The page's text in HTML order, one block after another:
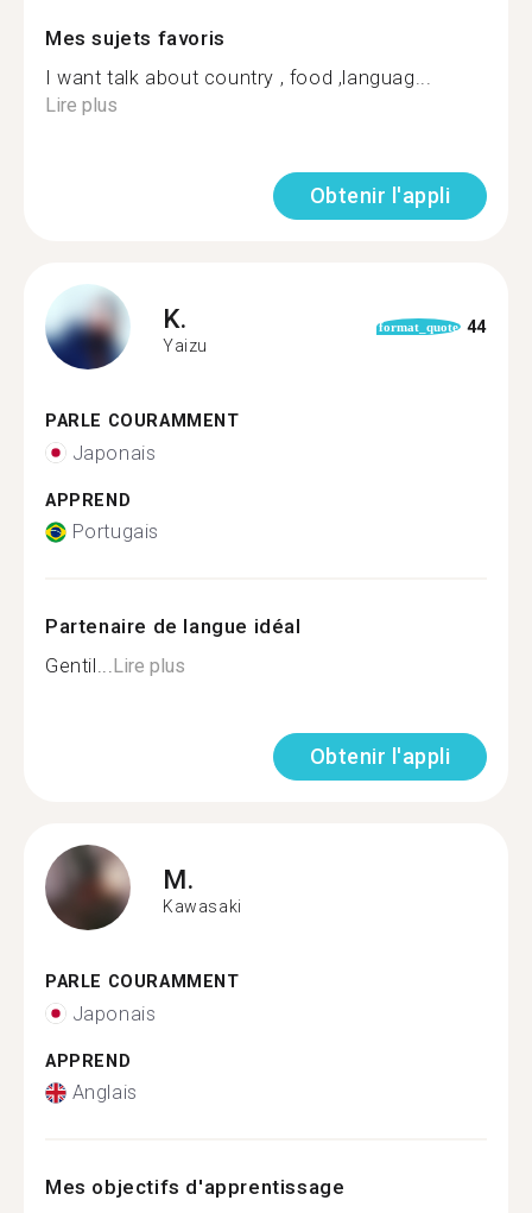
Mes sujets favoris
I want talk about country , food ,languag...
Lire plus
Obtenir l'appli
K.
Yaizu
format_quote 44
PARLE COURAMMENT
Japonais
APPREND
Portugais
Partenaire de langue idéal
Gentil...Lire plus
Obtenir l'appli
M.
Kawasaki
PARLE COURAMMENT
Japonais
APPREND
Anglais
Mes objectifs d'apprentissage